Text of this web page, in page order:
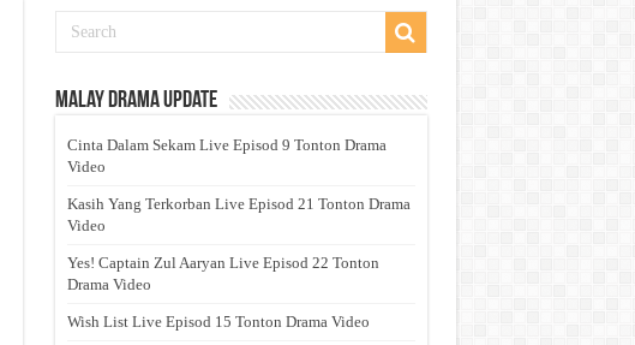
Malay Drama Update
Cinta Dalam Sekam Live Episod 9 Tonton Drama
Video
Kasih Yang Terkorban Live Episod 21 Tonton Drama
Video
Yes! Captain Zul Aaryan Live Episod 22 Tonton
Drama Video
Wish List Live Episod 15 Tonton Drama Video